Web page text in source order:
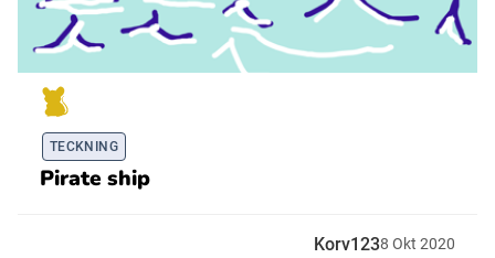
TECKNING
Pirate ship
Korv1238 Okt 2020